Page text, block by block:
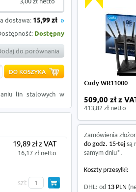
dostawa: 15,99 zł
Dostępny
do porównania
lin stalowych w
19,89 zł z VAT
16,17 zł netto
szt
Cudy WR11000
509,00 zł z
413,82 zł netto
Zamówienia
do godz. 15-tej są
samym dniu*.
Koszty przesyłki:
DHL: od 13 PLN